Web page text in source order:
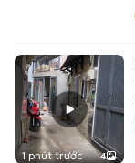
1 phút trước 4